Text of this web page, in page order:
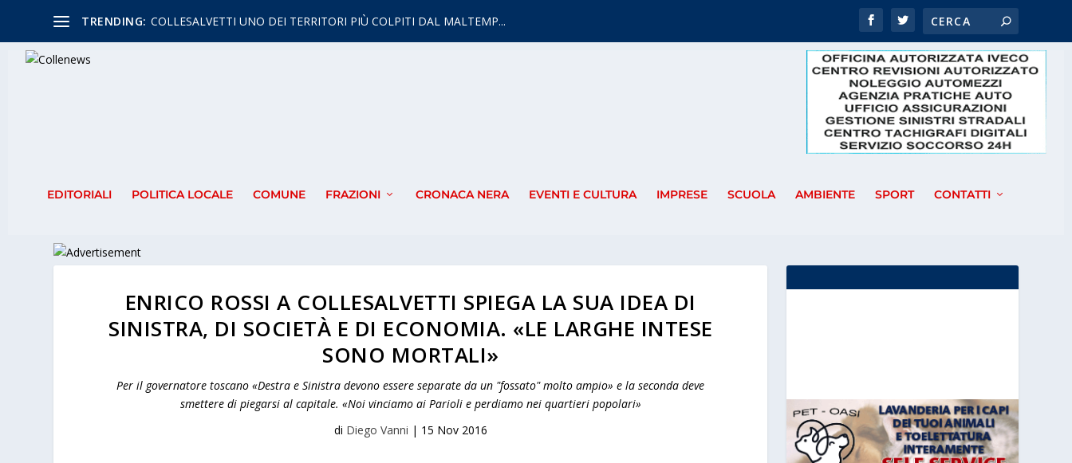
TRENDING: COLLESALVETTI UNO DEI TERRITORI PIÙ COLPITI DAL MALTEMP...
EDITORIALI POLITICA LOCALE COMUNE FRAZIONI CRONACA NERA EVENTI E CULTURA IMPRESE SCUOLA AMBIENTE SPORT CONTATTI
ENRICO ROSSI A COLLESALVETTI SPIEGA LA SUA IDEA DI
SINISTRA, DI SOCIETÀ E DI ECONOMIA. «LE LARGHE INTESE
SONO MORTALI»
Per il governatore toscano «Destra e Sinistra devono essere separate da un "fossato" molto ampio» e la seconda deve
smettere di piegarsi al capitale. «Noi vinciamo ai Parioli e perdiamo nei quartieri popolari»
di Diego Vanni | 15 Nov 2016